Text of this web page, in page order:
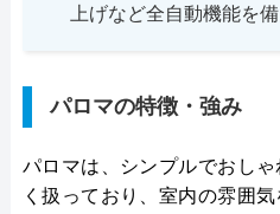
上げなど全自動機能を
パロマの特徴・強み
パロマは、シンプルでおし
く扱っており、室内の雰囲